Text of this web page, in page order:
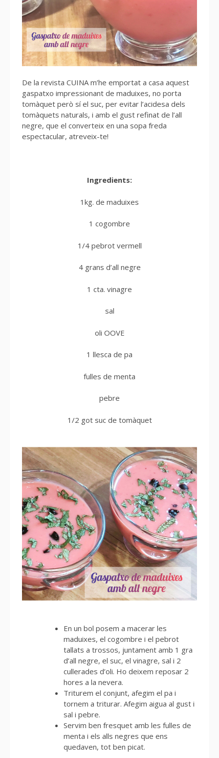
De la revista CUINA m’he emportat a casa aquest
gaspatxo impressionant de maduixes, no porta
tomàquet però sí el suc, per evitar l’acidesa dels
tomàquets naturals, i amb el gust refinat de l’all
negre, que el converteix en una sopa freda
espectacular, atreveix-te!
Ingredients:
1kg. de maduixes
1 cogombre
1/4 pebrot vermell
4 grans d’all negre
1 cta. vinagre
sal
oli OOVE
1 llesca de pa
fulles de menta
pebre
1/2 got suc de tomàquet
En un bol posem a macerar les
maduixes, el cogombre i el pebrot
tallats a trossos, juntament amb 1 gra
d’all negre, el suc, el vinagre, sal i 2
cullerades d’oli. Ho deixem reposar 2
hores a la nevera.
Triturem el conjunt, afegim el pa i
tornem a triturar. Afegim aigua al gust i
sal i pebre.
Servim ben fresquet amb les fulles de
menta i els alls negres que ens
quedaven, tot ben picat.